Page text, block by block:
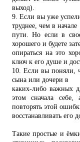
выход).
9. Если вы уже
труднее, чем в начале
пути. Но если в
хорошего и будете
опираться на это
ключ к его душе и
10. Если вы поняли,
сына или дочери в
каких-либо важных
этом сначала
повторять этой
восстанавливать его
Такие простые и